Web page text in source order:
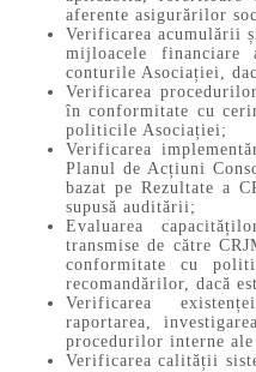
aferente asigurărilor
Verificarea acumulării
mijloacele financiare
conturile Asociației,
Verificarea
în conformitate cu
politicile Asociației;
Verificarea
Planul de Acțiuni
bazat pe Rezultate a
supusă auditării;
Evaluarea
transmise de către
conformitate cu
recomandărilor, dacă
Verificarea
raportarea,
procedurilor interne ale
Verificarea calității